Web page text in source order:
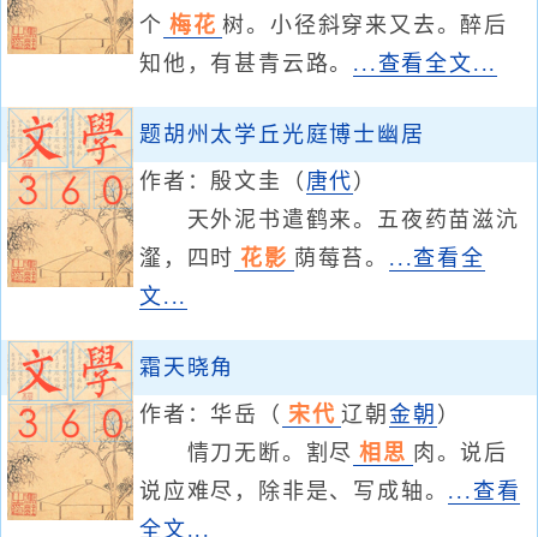
个 梅花 树。小径斜穿来又去。醉后
知他，有甚青云路。 ...查看全文...
题胡州太学丘光庭博士幽居
作者： 殷文圭 （ 唐代）
天外泥书遣鹤来。五夜药苗滋沆
瀣，四时 花影 荫莓苔。 ...查看全
文...
霜天晓角
作者： 华岳 （ 宋代 辽朝金朝 ）
情刀无断。割尽 相思 肉。说后
说应难尽，除非是、写成轴。 ...查看
全文...